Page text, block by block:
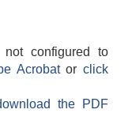
configured to
Acrobatorclick
the PDF